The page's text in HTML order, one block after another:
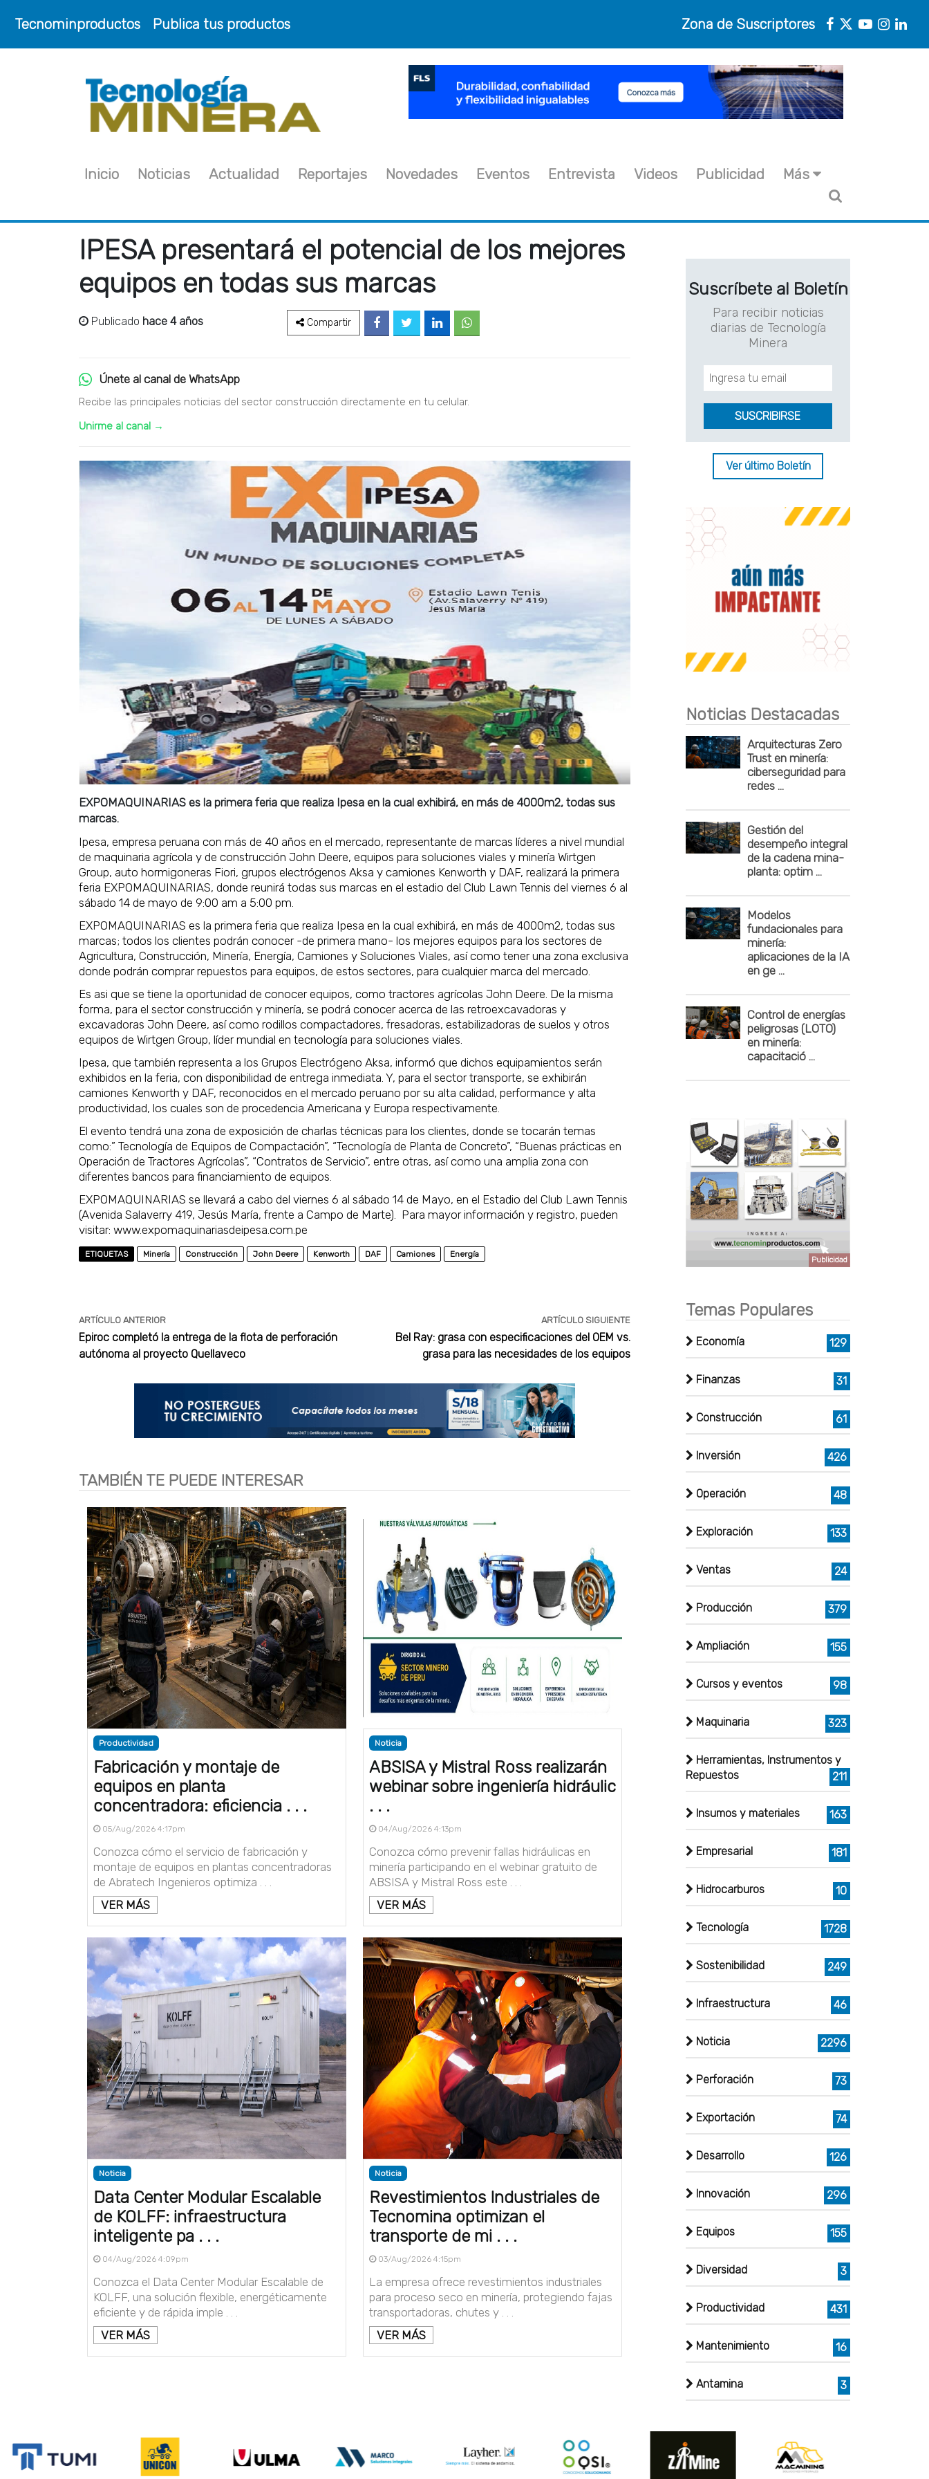
Tecnominproductos Publica tus productos Zona de Suscriptores
Inicio Noticias Actualidad Reportajes Novedades Eventos Entrevista Videos Publicidad Más
IPESA presentará el potencial de los mejores
equipos en todas sus marcas
Publicado hace 4 años Compartir
Únete al canal de WhatsApp
Recibe las principales noticias del sector construcción directamente en tu celular.
Unirme al canal →
EXPOMAQUINARIAS es la primera feria que realiza Ipesa en la cual exhibirá, en más de 4000m2, todas sus
marcas.
Ipesa, empresa peruana con más de 40 años en el mercado, representante de marcas líderes a nivel mundial
de maquinaria agrícola y de construcción John Deere, equipos para soluciones viales y minería Wirtgen
Group, auto hormigoneras Fiori, grupos electrógenos Aksa y camiones Kenworth y DAF, realizará la primera
feria EXPOMAQUINARIAS, donde reunirá todas sus marcas en el estadio del Club Lawn Tennis del viernes 6 al
sábado 14 de mayo de 9:00 am a 5:00 pm.
EXPOMAQUINARIAS es la primera feria que realiza Ipesa en la cual exhibirá, en más de 4000m2, todas sus
marcas; todos los clientes podrán conocer -de primera mano- los mejores equipos para los sectores de
Agricultura, Construcción, Minería, Energía, Camiones y Soluciones Viales, así como tener una zona exclusiva
donde podrán comprar repuestos para equipos, de estos sectores, para cualquier marca del mercado.
Es asi que se tiene la oportunidad de conocer equipos, como tractores agrícolas John Deere. De la misma
forma, para el sector construcción y minería, se podrá conocer acerca de las retroexcavadoras y
excavadoras John Deere, así como rodillos compactadores, fresadoras, estabilizadoras de suelos y otros
equipos de Wirtgen Group, líder mundial en tecnología para soluciones viales.
Ipesa, que también representa a los Grupos Electrógeno Aksa, informó que dichos equipamientos serán
exhibidos en la feria, con disponibilidad de entrega inmediata. Y, para el sector transporte, se exhibirán
camiones Kenworth y DAF, reconocidos en el mercado peruano por su alta calidad, performance y alta
productividad, los cuales son de procedencia Americana y Europa respectivamente.
El evento tendrá una zona de exposición de charlas técnicas para los clientes, donde se tocarán temas
como:” Tecnología de Equipos de Compactación”, “Tecnología de Planta de Concreto”, “Buenas prácticas en
Operación de Tractores Agrícolas”, “Contratos de Servicio”, entre otras, así como una amplia zona con
diferentes bancos para financiamiento de equipos.
EXPOMAQUINARIAS se llevará a cabo del viernes 6 al sábado 14 de Mayo, en el Estadio del Club Lawn Tennis
(Avenida Salaverry 419, Jesús María, frente a Campo de Marte). Para mayor información y registro, pueden
visitar: www.expomaquinariasdeipesa.com.pe
ETIQUETAS Minería Construcción John Deere Kenworth DAF Camiones Energía
ARTÍCULO ANTERIOR
Epiroc completó la entrega de la flota de perforación
autónoma al proyecto Quellaveco
ARTÍCULO SIGUIENTE
Bel Ray: grasa con especificaciones del OEM vs.
grasa para las necesidades de los equipos
TAMBIÉN TE PUEDE INTERESAR
Productividad
Fabricación y montaje de
equipos en planta
concentradora: eficiencia . . .
05/Aug/2026 4:17pm
Conozca cómo el servicio de fabricación y
montaje de equipos en plantas concentradoras
de Abratech Ingenieros optimiza . . .
VER MÁS
Noticia
ABSISA y Mistral Ross realizarán
webinar sobre ingeniería hidráulic
. . .
04/Aug/2026 4:13pm
Conozca cómo prevenir fallas hidráulicas en
minería participando en el webinar gratuito de
ABSISA y Mistral Ross este . . .
VER MÁS
Noticia
Data Center Modular Escalable
de KOLFF: infraestructura
inteligente pa . . .
04/Aug/2026 4:09pm
Conozca el Data Center Modular Escalable de
KOLFF, una solución flexible, energéticamente
eficiente y de rápida imple . . .
VER MÁS
Noticia
Revestimientos Industriales de
Tecnomina optimizan el
transporte de mi . . .
03/Aug/2026 4:15pm
La empresa ofrece revestimientos industriales
para proceso seco en minería, protegiendo fajas
transportadoras, chutes y . . .
VER MÁS
Suscríbete al Boletín
Para recibir noticias
diarias de Tecnología
Minera
Ver último Boletín
Noticias Destacadas
Arquitecturas Zero
Trust en minería:
ciberseguridad para
redes ...
Gestión del
desempeño integral
de la cadena mina-
planta: optim ...
Modelos
fundacionales para
minería:
aplicaciones de la IA
en ge ...
Control de energías
peligrosas (LOTO)
en minería:
capacitació ...
Publicidad
Temas Populares
Economía 129
Finanzas 31
Construcción 61
Inversión 426
Operación 48
Exploración 133
Ventas 24
Producción 379
Ampliación 155
Cursos y eventos 98
Maquinaria 323
Herramientas, Instrumentos y
Repuestos
211
Insumos y materiales 163
Empresarial 181
Hidrocarburos 10
Tecnología 1728
Sostenibilidad 249
Infraestructura 46
Noticia 2296
Perforación 73
Exportación 74
Desarrollo 126
Innovación 296
Equipos 155
Diversidad 3
Productividad 431
Mantenimiento 16
Antamina 3
×